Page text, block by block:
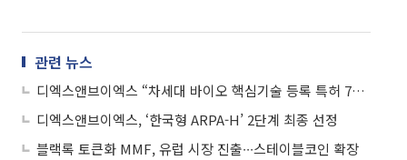
관련 뉴스
디엑스앤브이엑스 “차세대 바이오 핵심기술 등록 특허 7종 확보”
디엑스앤브이엑스, ‘한국형 ARPA-H’ 2단계 최종 선정
블랙록 토큰화 MMF, 유럽 시장 진출∙∙∙스테이블코인 확장